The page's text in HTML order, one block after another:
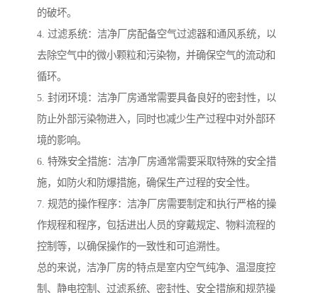
的破坏。
4. 过滤系统：洁净厂房配备空气过滤器和通风系统，以
去除空气中的微小颗粒和污染物，并确保空气的流动和
循环。
5. 封闭环境：洁净厂房通常需要具备良好的密封性，以
防止外部污染物进入，同时也减少生产过程中对外部环
境的影响。
6. 特殊安全措施：洁净厂房通常需要采取特殊的安全措
施，如防火和防爆措施，确保生产过程的安全性。
7. 规范的操作程序：洁净厂房需要制定和执行严格的操
作规程和程序，包括进出人员的穿戴规定、物料流程的
控制等，以确保操作的一致性和可追溯性。
总的来说，洁净厂房的特点是室内空气纯净、温湿度控
制、静电控制、过滤系统、密封性、安全措施和规范操